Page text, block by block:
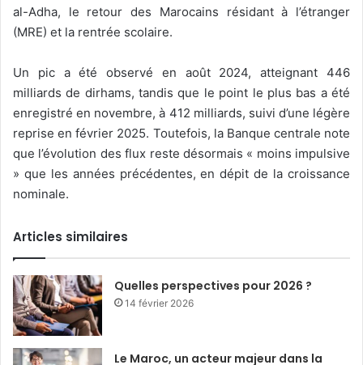
al-Adha, le retour des Marocains résidant à l’étranger
(MRE) et la rentrée scolaire.
Un pic a été observé en août 2024, atteignant 446
milliards de dirhams, tandis que le point le plus bas a été
enregistré en novembre, à 412 milliards, suivi d’une légère
reprise en février 2025. Toutefois, la Banque centrale note
que l’évolution des flux reste désormais « moins impulsive
» que les années précédentes, en dépit de la croissance
nominale.
Articles similaires
Quelles perspectives pour 2026 ?
14 février 2026
Le Maroc, un acteur majeur dans la